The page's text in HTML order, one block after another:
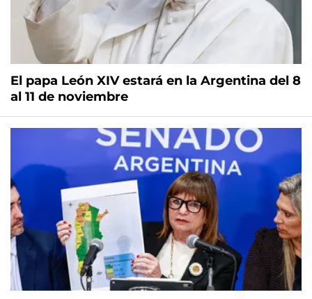
El papa León XIV estará en la Argentina del 8
al 11 de noviembre